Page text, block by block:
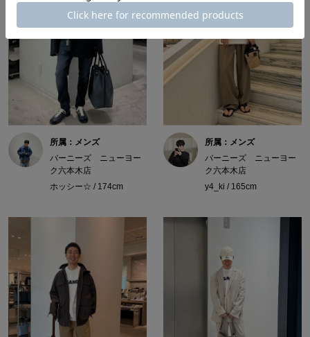
所属：メンズ
バーニーズ ニューヨー
ク六本木店
ホッシー☆ / 174cm
所属：メンズ
バーニーズ ニューヨー
ク六本木店
y4_ki / 165cm